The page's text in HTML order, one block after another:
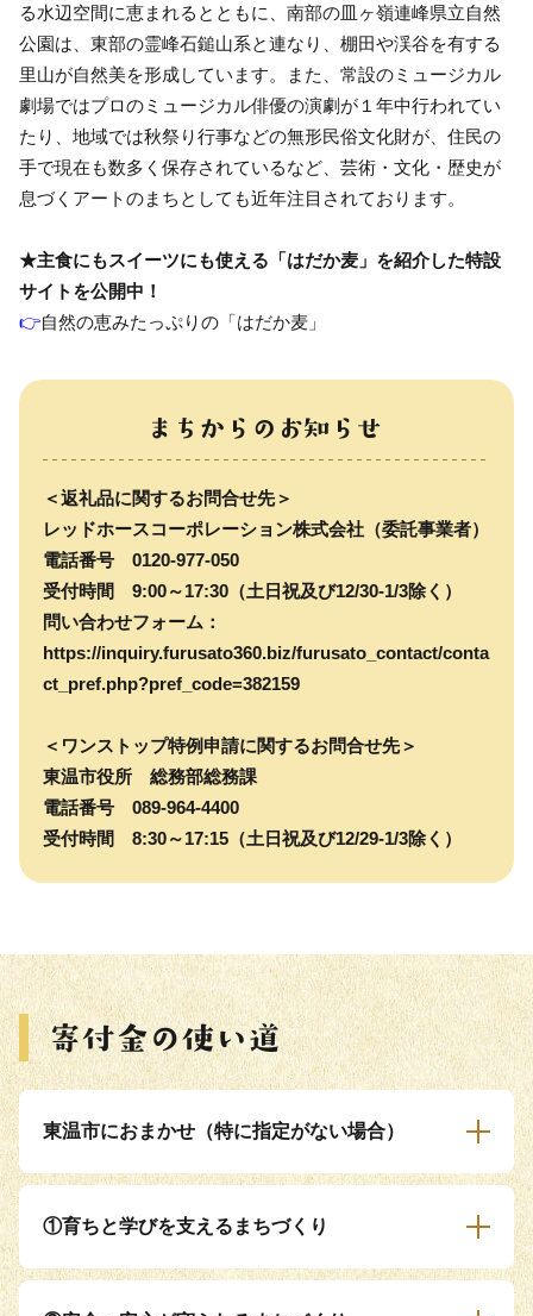
る水辺空間に恵まれるとともに、南部の皿ヶ嶺連峰県立自然
公園は、東部の霊峰石鎚山系と連なり、棚田や渓谷を有する
里山が自然美を形成しています。また、常設のミュージカル
劇場ではプロのミュージカル俳優の演劇が１年中行われてい
たり、地域では秋祭り行事などの無形民俗文化財が、住民の
手で現在も数多く保存されているなど、芸術・文化・歴史が
息づくアートのまちとしても近年注目されております。
★主食にもスイーツにも使える「はだか麦」を紹介した特設
サイトを公開中！
👉自然の恵みたっぷりの「はだか麦」
＜返礼品に関するお問合せ先＞
レッドホースコーポレーション株式会社（委託事業者）
電話番号 0120-977-050
受付時間 9:00～17:30（土日祝及び12/30-1/3除く）
問い合わせフォーム：
https://inquiry.furusato360.biz/furusato_contact/conta
ct_pref.php?pref_code=382159
＜ワンストップ特例申請に関するお問合せ先＞
東温市役所 総務部総務課
電話番号 089-964-4400
受付時間 8:30～17:15（土日祝及び12/29-1/3除く）
東温市におまかせ（特に指定がない場合）
①育ちと学びを支えるまちづくり